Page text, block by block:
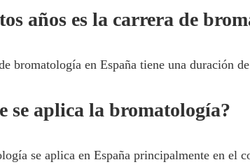
años es la carrera de
bromatología en España tiene una duración
se aplica la bromatología?
se aplica en España principalmente en el